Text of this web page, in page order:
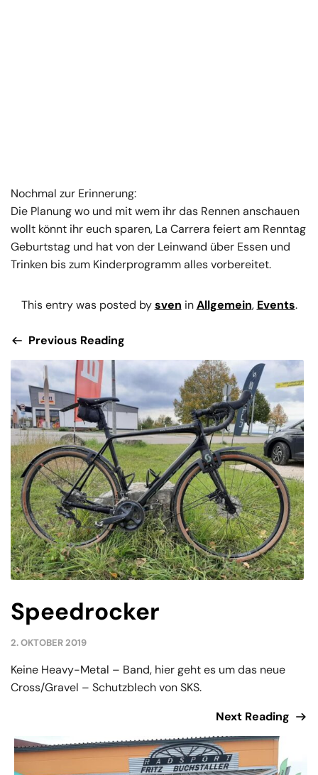
Nochmal zur Erinnerung:
Die Planung wo und mit wem ihr das Rennen anschauen
wollt könnt ihr euch sparen, La Carrera feiert am Renntag
Geburtstag und hat von der Leinwand über Essen und
Trinken bis zum Kinderprogramm alles vorbereitet.
This entry was posted bysven inAllgemein, Events.
Previous Reading
Speedrocker
2. OKTOBER 2019
Keine Heavy-Metal – Band, hier geht es um das neue
Cross/Gravel – Schutzblech von SKS.
Next Reading